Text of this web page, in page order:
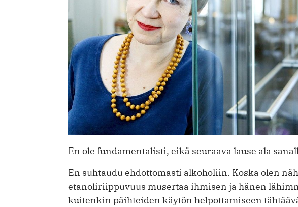
En ole fundamentalisti, eikä seuraava lause ala
En suhtaudu ehdottomasti alkoholiin. Koska olen
etanoliriippuvuus musertaa ihmisen ja hänen
kuitenkin päihteiden käytön helpottamiseen